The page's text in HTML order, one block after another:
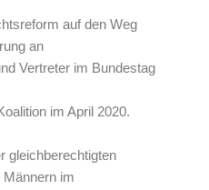
auf den Weg
an
Vertreter im Bundestag
im April 2020.
gleichberechtigten
im